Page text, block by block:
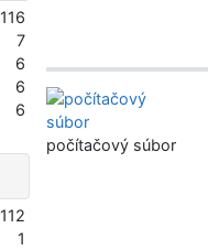
počítačový súbor
116
7
6
6
6
112
1